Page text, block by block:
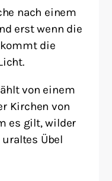
nach einem
erst wenn die
die
von einem
Kirchen von
es gilt, wilder
Übel